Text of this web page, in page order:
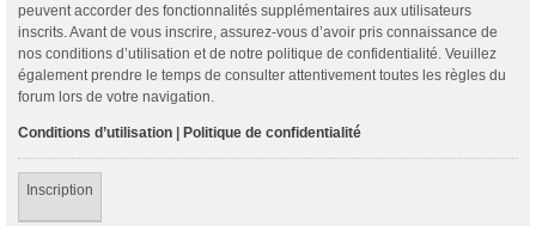
peuvent accorder des fonctionnalités supplémentaires aux utilisateurs
inscrits. Avant de vous inscrire, assurez-vous d’avoir pris connaissance de
nos conditions d’utilisation et de notre politique de confidentialité. Veuillez
également prendre le temps de consulter attentivement toutes les règles du
forum lors de votre navigation.
Conditions d’utilisation | Politique de confidentialité
Inscription